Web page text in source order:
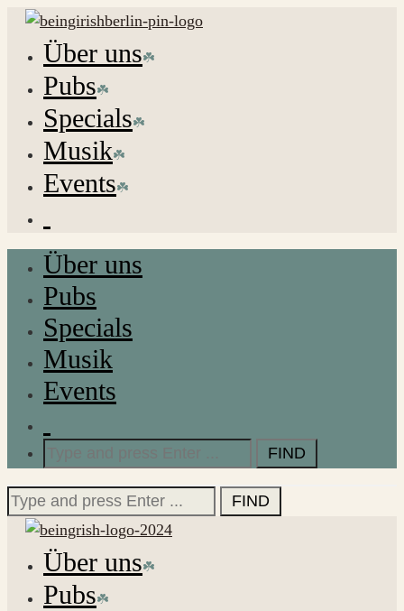
Über uns
Pubs
Specials
Musik
Events
Über uns
Pubs
Specials
Musik
Events
for:
Search
for:
Über uns
Pubs